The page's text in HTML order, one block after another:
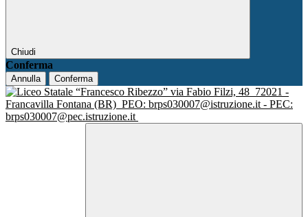
Chiudi
Conferma
Annulla Conferma
via Fabio Filzi, 48 72021 -
Francavilla Fontana (BR) PEO: brps030007@istruzione.it - PEC:
brps030007@pec.istruzione.it